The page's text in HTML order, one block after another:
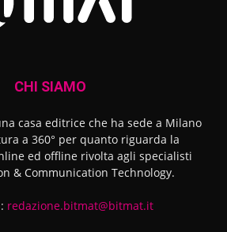
CHI SIAMO
casa editrice che ha sede a Milano
a 360° per quanto riguarda la
ed offline rivolta agli specialisti
& Communication Technology.
redazione.bitmat@bitmat.it